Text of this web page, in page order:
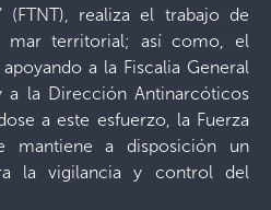
(FTNT), realiza el trabajo de
mar territorial; así como, el
a la Fiscalia General
a la Dirección Antinarcóticos
a este esfuerzo, la Fuerza
mantiene a disposición un
la vigilancia y control del